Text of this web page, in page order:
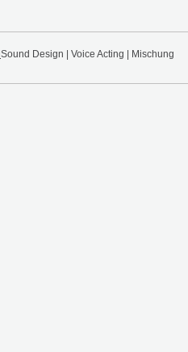
Sound Design | Voice Acting | Mischung